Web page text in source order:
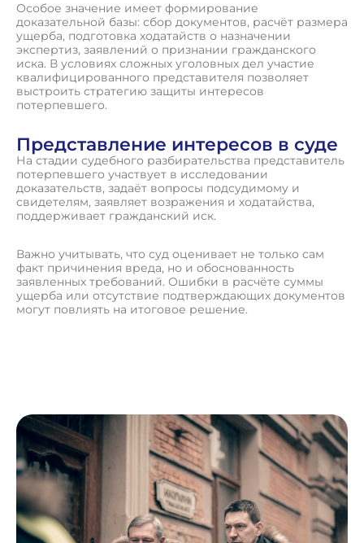
Особое значение имеет формирование
доказательной базы: сбор документов, расчёт размера
ущерба, подготовка ходатайств о назначении
экспертиз, заявлений о признании гражданского
иска. В условиях сложных уголовных дел участие
квалифицированного представителя позволяет
выстроить стратегию защиты интересов
потерпевшего.
Представление интересов в суде
На стадии судебного разбирательства представитель
потерпевшего участвует в исследовании
доказательств, задаёт вопросы подсудимому и
свидетелям, заявляет возражения и ходатайства,
поддерживает гражданский иск.
Важно учитывать, что суд оценивает не только сам
факт причинения вреда, но и обоснованность
заявленных требований. Ошибки в расчёте суммы
ущерба или отсутствие подтверждающих документов
могут повлиять на итоговое решение.